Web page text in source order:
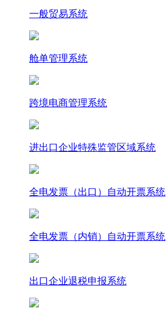
一般贸易系统
舱单管理系统
跨境电商管理系统
进出口企业特殊监管区域系统
全电发票（出口）自动开票系统
全电发票（内销）自动开票系统
出口企业退税申报系统